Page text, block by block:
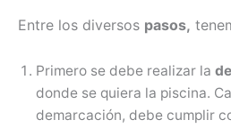
Entre los diversos pasos,
Primero se debe realizar la
donde se quiera la piscina.
demarcación, debe cumplir